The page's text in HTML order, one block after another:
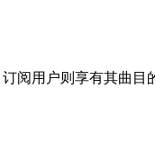
阅用户则享有其曲